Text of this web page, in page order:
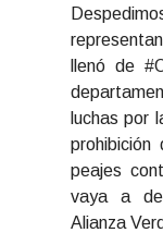
llenó de
luchas por
peajes
vaya a
Alianza